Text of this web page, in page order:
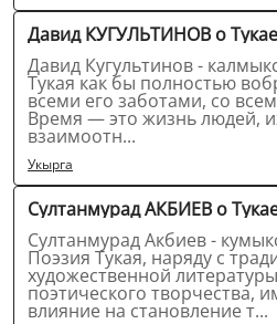
Давид КУГУЛЬТИНОВ о
Давид Кугультинов - калмыкский
Тукая как бы полностью
всеми его заботами, со
Время — это жизнь людей,
взаимоотн...
Укырга
Султанмурад АКБИЕВ о
Султанмурад Акбиев -
Поэзия Тукая, наряду с
художественной
поэтического творчества,
влияние на становление т...